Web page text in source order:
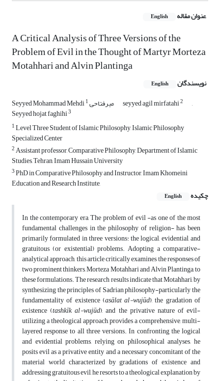
عنوان مقاله English
A Critical Analysis of Three Versions of the
Problem of Evil in the Thought of Martyr Morteza
Motahhari and Alvin Plantinga
نویسندگان English
Seyyed Mohammad Mehdi میرفتاحی1 seyyed agil mirfatahi2 ,
Seyyed hojat faghihi3
1Level Three Student of Islamic Philosophy, Islamic Philosophy
Specialized Center
2Assistant professor, Comparative Philosophy, Department of Islamic
Studies, Tehran, Imam Hussain University
3PhD in Comparative Philosophy and Instructor, Imam Khomeini
Education and Research Institute,
چکیده
English
In the contemporary era, The problem of evil-as one of the most
fundamental challenges in the philosophy of religion- has been
primarily formulated in three versions: the logical, evidential, and
gratuitous (or existential) problems. Adopting a comparative-
analytical approach, this article critically examines the responses of
two prominent thinkers, Morteza Motahhari and Alvin Plantinga, to
these formulations.The research results indicate that Motahhari, by
synthesizing the principles of Sadrian philosophy-particularly the
fundamentality of existence (asālat al-wujūd), the gradation of
existence (tashkīk al-wujūd), and the privative nature of evil-
utilizing a theological approach, provides a comprehensive, multi-
layered response to all three versions. In confronting the logical
and evidential problems, relying on philosophical analyses, he
posits evil as a privative entity and a necessary concomitant of the
material world characterized by gradations of existence and
addressing gratuitous evil, he resorts to a theological explanation by